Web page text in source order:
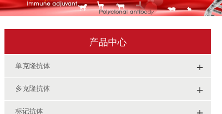
产品中心
单克隆抗体 +
多克隆抗体 +
标记抗体